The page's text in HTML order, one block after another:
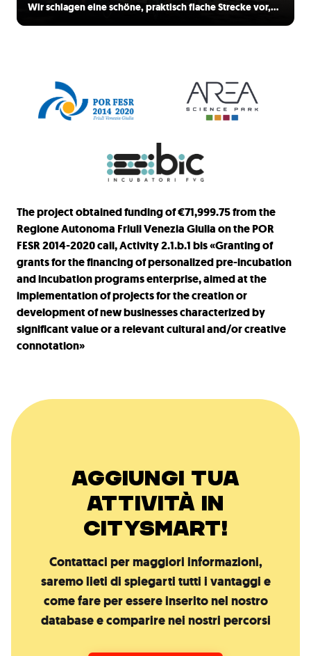
Wir schlagen eine schöne, praktisch flache Strecke vor,…
The project obtained funding of €71,999.75 from the
Regione Autonoma Friuli Venezia Giulia on the POR
FESR 2014-2020 call, Activity 2.1.b.1 bis «Granting of
grants for the financing of personalized pre-incubation
and incubation programs enterprise, aimed at the
implementation of projects for the creation or
development of new businesses characterized by
significant value or a relevant cultural and/or creative
connotation»
AGGIUNGI TUA
ATTIVITÀ IN
CITYSMART!
Contattaci per maggiori informazioni,
saremo lieti di spiegarti tutti i vantaggi e
come fare per essere inserito nel nostro
database e comparire nei nostri percorsi